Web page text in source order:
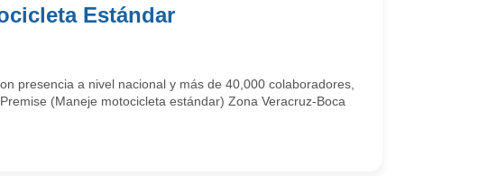
Estándar
presencia a nivel nacional y más de 40,000 colaboradores,
(Maneje motocicleta estándar) Zona Veracruz-Boca